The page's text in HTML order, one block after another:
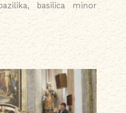
basilica minor